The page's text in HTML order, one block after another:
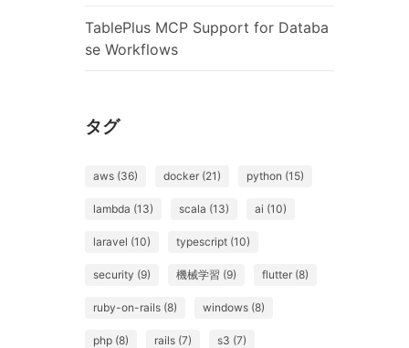
TablePlus MCP Support for Databa
se Workflows
タグ
aws (36) docker (21) python (15)
lambda (13) scala (13) ai (10)
laravel (10) typescript (10)
security (9) 機械学習 (9) flutter (8)
ruby-on-rails (8) windows (8)
php (8) rails (7) s3 (7)